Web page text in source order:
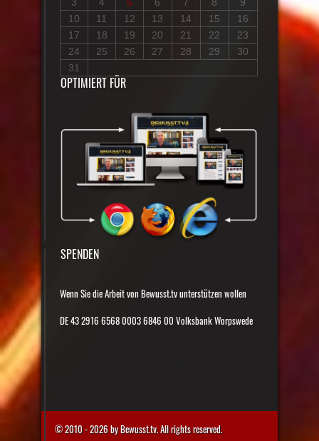
3
4 5 6 7 8
9
10
11 12 13 14 15
16
17
18 19 20 21 22
23
24
25 26 27 28 29
30
31
OPTIMIERT FÜR
SPENDEN
Wenn Sie die Arbeit von Bewusst.tv unterstützen wollen
DE 43 2916 6568 0003 6846 00 Volksbank Worpswede
© 2010 - 2026 by Bewusst.tv. All rights reserved.